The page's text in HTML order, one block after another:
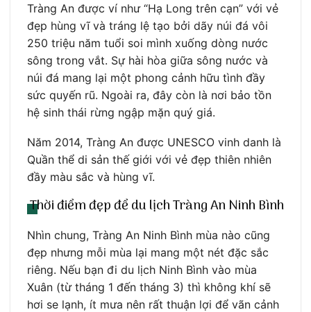
Tràng An được ví như “Hạ Long trên cạn” với vẻ
đẹp hùng vĩ và tráng lệ tạo bởi dãy núi đá vôi
250 triệu năm tuổi soi mình xuống dòng nước
sông trong vắt. Sự hài hòa giữa sông nước và
núi đá mang lại một phong cảnh hữu tình đầy
sức quyến rũ. Ngoài ra, đây còn là nơi bảo tồn
hệ sinh thái rừng ngập mặn quý giá.
Năm 2014, Tràng An được UNESCO vinh danh là
Quần thể di sản thế giới với vẻ đẹp thiên nhiên
đầy màu sắc và hùng vĩ.
Thời điểm đẹp để du lịch Tràng An Ninh Bình
Nhìn chung, Tràng An Ninh Bình mùa nào cũng
đẹp nhưng mỗi mùa lại mang một nét đặc sắc
riêng. Nếu bạn đi du lịch Ninh Bình vào mùa
Xuân (từ tháng 1 đến tháng 3) thì không khí sẽ
hơi se lạnh, ít mưa nên rất thuận lợi để vãn cảnh